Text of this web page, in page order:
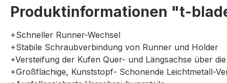
Produktinformationen "t-
+Schneller Runner-Wechsel
+Stabile Schraubverbindung von Runner und Holder
+Versteifung der Kufen Quer- und Längsachse über
+Großflächige, Kunststopf- Schonende Leichtmetall-